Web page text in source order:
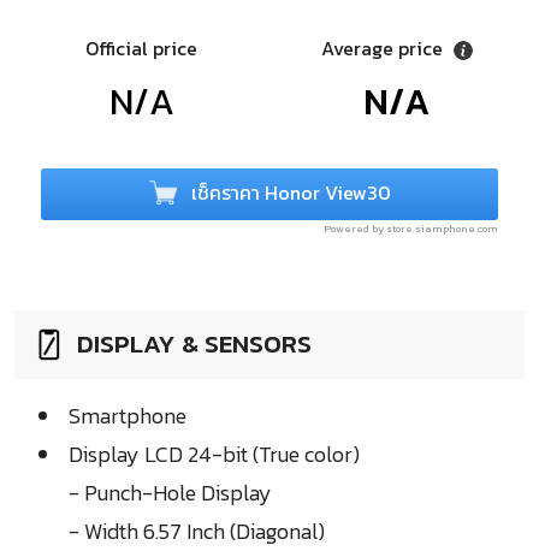
Official price
N/A
Average price
N/A
เช็คราคา Honor View30
Powered by store.siamphone.com
DISPLAY & SENSORS
Smartphone
Display LCD 24-bit (True color)
- Punch-Hole Display
- Width 6.57 Inch (Diagonal)